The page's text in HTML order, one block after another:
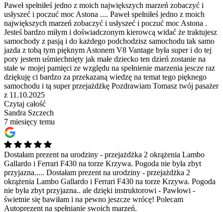
Paweł spełniłeś jedno z moich największych marzeń zobaczyć i
usłyszeć i poczuć moc Astona .... Paweł spełniłeś jedno z moich
największych marzeń zobaczyć i usłyszeć i poczuć moc Astona .
Jesteś bardzo miłym i doświadczonym kierowcą widać że traktujesz
samochody z pasją i do każdego podchodzisz samochodu tak samo
jazda z tobą tym pięknym Astonem V8 Vantage była super i do tej
pory jestem uśmiechnięty jak małe dziecko ten dzień zostanie na
stałe w mojej pamięci ze względu na spełnienie marzenia jescze raz
dziękuję ci bardzo za przekazaną wiedzę na temat tego pięknego
samochodu i tą super przejażdżkę Pozdrawiam Tomasz twój pasażer
z 11.10.2025
Czytaj całość
Sandra Szczech
7 miesięcy temu
Dostałam prezent na urodziny - przejażdżka 2 okrążenia Lambo
Gallardo i Ferrari F430 na torze Krzywa. Pogoda nie była zbyt
przyjazna..... Dostałam prezent na urodziny - przejażdżka 2
okrążenia Lambo Gallardo i Ferrari F430 na torze Krzywa. Pogoda
nie była zbyt przyjazna.. ale dzięki instruktorowi - Pawłowi -
świetnie się bawiłam i na pewno jeszcze wrócę! Polecam
Autoprezent na spełnianie swoich marzeń.